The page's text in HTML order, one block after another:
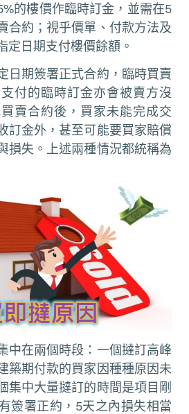
的樓價作臨時訂金，並需在5
合約；視乎價單、付款方法及
定日期支付樓價餘額。
日期簽署正式合約，臨時買賣
付的臨時訂金亦會被賣方沒
賣合約後，買家未能完成交
訂金外，甚至可能要買家賠償
損失。上述兩種情況都統稱為
中在兩個時段：一個撻訂高峰
築期付款的買家因種種原因未
集中大量撻訂的時間是項目剛
簽署正約，5天之內損失相當